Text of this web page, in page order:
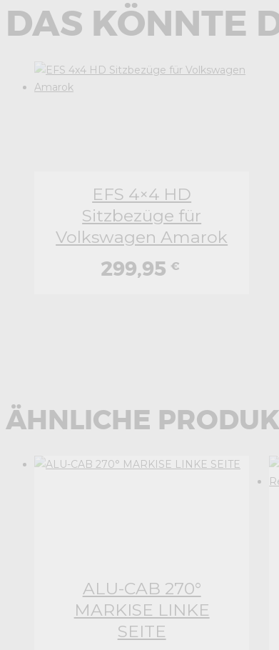
DAS KÖNNTE
EFS 4×4 HD
Sitzbezüge für
Volkswagen Amarok
299,95 €
ÄHNLICHE
ALU-CAB 270°
MARKISE LINKE
SEITE